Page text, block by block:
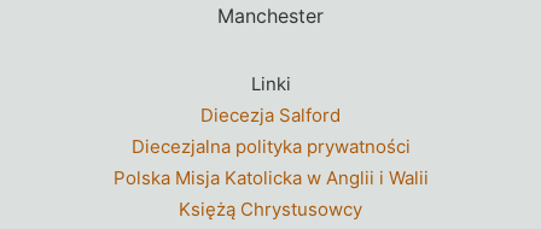
Manchester
Linki
Diecezja Salford
Diecezjalna polityka prywatności
Polska Misja Katolicka w Anglii i Walii
Księżą Chrystusowcy